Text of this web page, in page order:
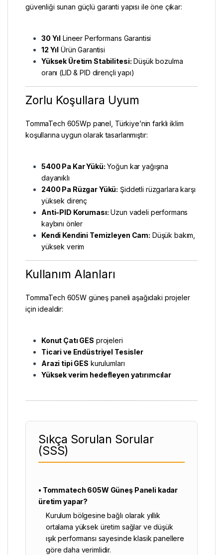
güvenliği sunan güçlü garanti yapısı ile öne çıkar:
30 Yıl Lineer Performans Garantisi
12 Yıl Ürün Garantisi
Yüksek Üretim Stabilitesi: Düşük bozulma
oranı (LID & PID dirençli yapı)
Zorlu Koşullara Uyum
TommaTech 605Wp panel, Türkiye’nin farklı iklim
koşullarına uygun olarak tasarlanmıştır:
5400 Pa Kar Yükü: Yoğun kar yağışına
dayanıklı
2400 Pa Rüzgar Yükü: Şiddetli rüzgarlara karşı
yüksek direnç
Anti-PID Koruması: Uzun vadeli performans
kaybını önler
Kendi Kendini Temizleyen Cam: Düşük bakım,
yüksek verim
Kullanım Alanları
TommaTech 605W güneş paneli aşağıdaki projeler
için idealdir:
Konut Çatı GES projeleri
Ticari ve Endüstriyel Tesisler
Arazi tipi GES kurulumları
Yüksek verim hedefleyen yatırımcılar
Sıkça Sorulan Sorular
(SSS)
• Tommatech 605W Güneş Paneli kadar
üretim yapar?
Kurulum bölgesine bağlı olarak yıllık
ortalama yüksek üretim sağlar ve düşük
ışık performansı sayesinde klasik panellere
göre daha verimlidir.